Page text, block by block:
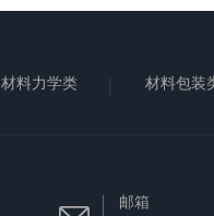
材料力学类 材料包装
邮箱